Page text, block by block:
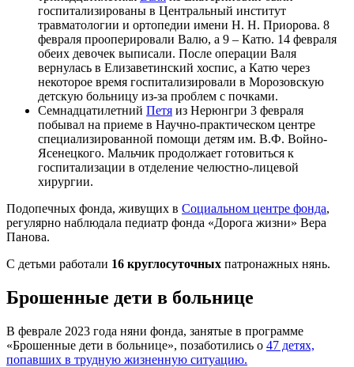
госпитализированы в Центральный институт
травматологии и ортопедии имени Н. Н. Приорова. 8
февраля прооперировали Валю, а 9 – Катю. 14 февраля
обеих девочек выписали. После операции Валя
вернулась в Елизаветинский хоспис, а Катю через
некоторое время госпитализировали в Морозовскую
детскую больницу из-за проблем с почками.
Семнадцатилетний Петя из Нерюнгри 3 февраля
побывал на приеме в Научно-практическом центре
специализированной помощи детям им. В.Ф. Войно-
Ясенецкого. Мальчик продолжает готовиться к
госпитализации в отделение челюстно-лицевой
хирургии.
Подопечных фонда, живущих в Социальном центре фонда,
регулярно наблюдала педиатр фонда «Дорога жизни» Вера
Панова.
С детьми работали 16 круглосуточных патронажных нянь.
Брошенные дети в больнице
В феврале 2023 года няни фонда, занятые в программе
«Брошенные дети в больнице», позаботились о 47 детях,
попавших в трудную жизненную ситуацию.